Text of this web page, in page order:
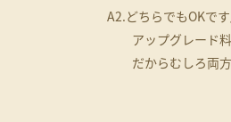
A2.どちらでもOKで
アップグレード料
だからむしろ両方